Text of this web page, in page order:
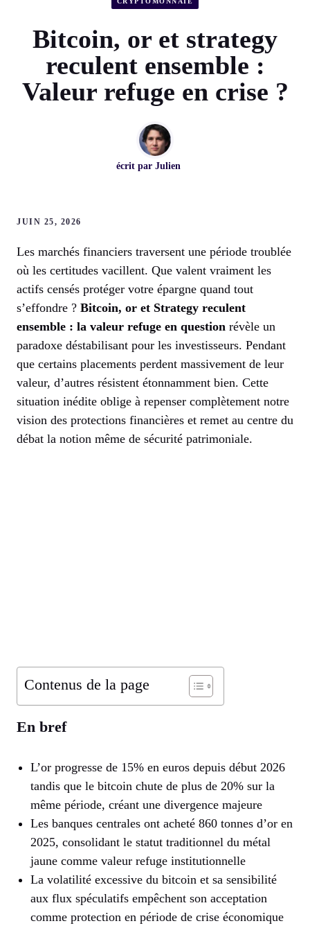
Bitcoin, or et strategy
reculent ensemble :
Valeur refuge en crise ?
écrit par Julien
JUIN 25, 2026
Les marchés financiers traversent une période troublée
où les certitudes vacillent. Que valent vraiment les
actifs censés protéger votre épargne quand tout
s’effondre ? Bitcoin, or et Strategy reculent
ensemble : la valeur refuge en question révèle un
paradoxe déstabilisant pour les investisseurs. Pendant
que certains placements perdent massivement de leur
valeur, d’autres résistent étonnamment bien. Cette
situation inédite oblige à repenser complètement notre
vision des protections financières et remet au centre du
débat la notion même de sécurité patrimoniale.
Contenus de la page
En bref
L’or progresse de 15% en euros depuis début 2026
tandis que le bitcoin chute de plus de 20% sur la
même période, créant une divergence majeure
Les banques centrales ont acheté 860 tonnes d’or en
2025, consolidant le statut traditionnel du métal
jaune comme valeur refuge institutionnelle
La volatilité excessive du bitcoin et sa sensibilité
aux flux spéculatifs empêchent son acceptation
comme protection en période de crise économique